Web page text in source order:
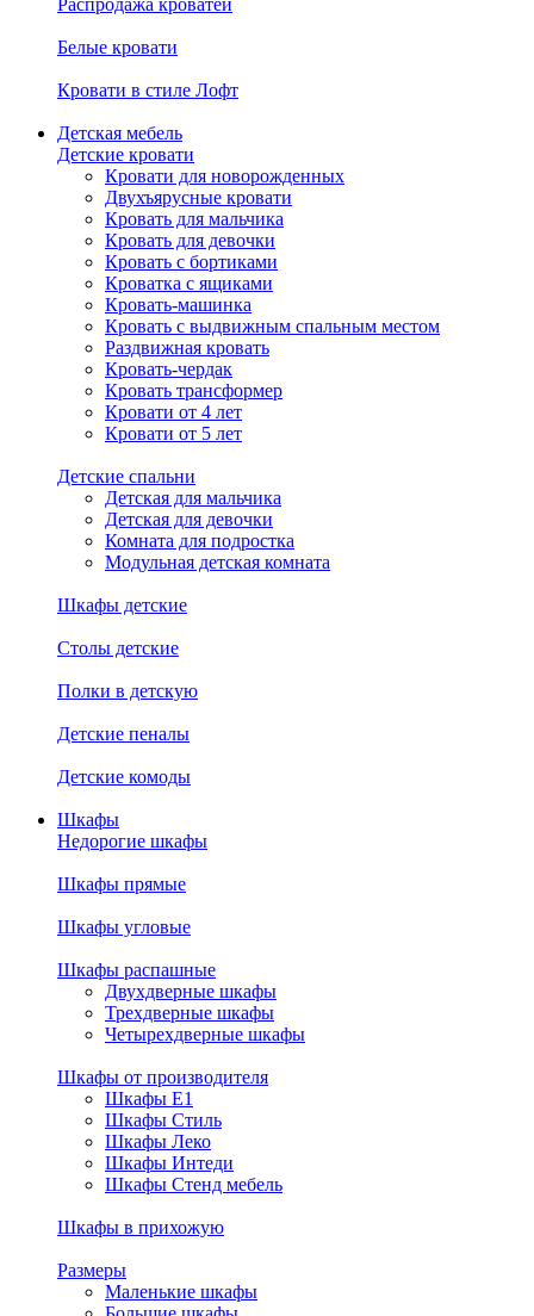
Распродажа кроватей
Белые кровати
Кровати в стиле Лофт
Детская мебель
Детские кровати
Кровати для новорожденных
Двухъярусные кровати
Кровать для мальчика
Кровать для девочки
Кровать с бортиками
Кроватка с ящиками
Кровать-машинка
Кровать с выдвижным спальным местом
Раздвижная кровать
Кровать-чердак
Кровать трансформер
Кровати от 4 лет
Кровати от 5 лет
Детские спальни
Детская для мальчика
Детская для девочки
Комната для подростка
Модульная детская комната
Шкафы детские
Столы детские
Полки в детскую
Детские пеналы
Детские комоды
Шкафы
Недорогие шкафы
Шкафы прямые
Шкафы угловые
Шкафы распашные
Двухдверные шкафы
Трехдверные шкафы
Четырехдверные шкафы
Шкафы от производителя
Шкафы E1
Шкафы Стиль
Шкафы Леко
Шкафы Интеди
Шкафы Стенд мебель
Шкафы в прихожую
Размеры
Маленькие шкафы